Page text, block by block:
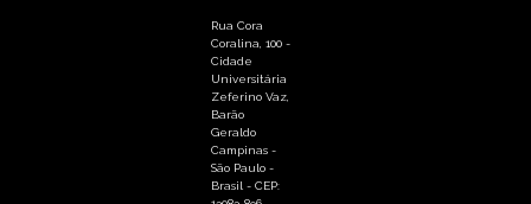
Rua Cora
Coralina, 100 -
Cidade
Universitária
Zeferino Vaz,
Barão
Geraldo
Campinas -
São Paulo -
Brasil - CEP: